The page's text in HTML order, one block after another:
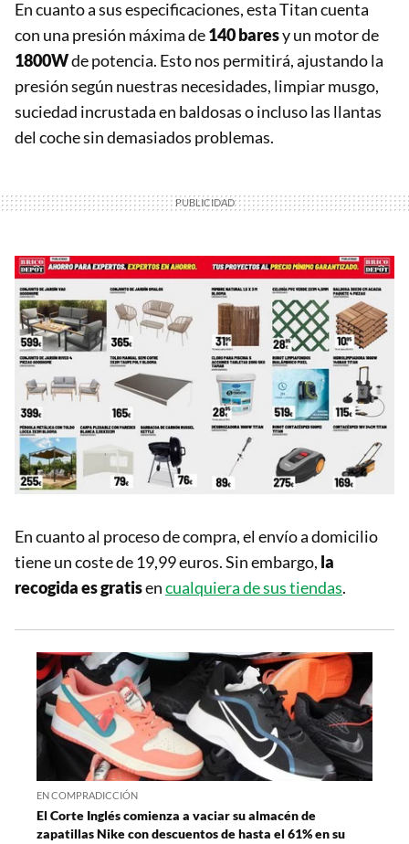
En cuanto a sus especificaciones, esta Titan cuenta
con una presión máxima de140 baresy un motor de
1800Wde potencia. Esto nos permitirá, ajustando la
presión según nuestras necesidades, limpiar musgo,
suciedad incrustada en baldosas o incluso las llantas
del coche sin demasiados problemas.
En cuanto al proceso de compra, el envío a domicilio
tiene un coste de 19,99 euros. Sin embargo, la
recogida es gratisencualquiera de sus tiendas.
EN COMPRADICCIÓN
El Corte Inglés comienza a vaciar su almacén de
zapatillas Nike con descuentos de hasta el 61% en su